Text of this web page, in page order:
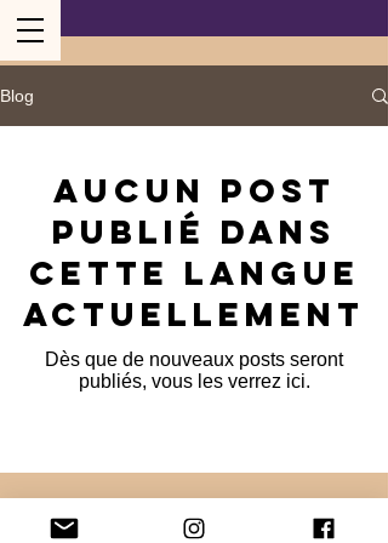
Blog
Aucun post
publié dans
cette langue
actuellement
Dès que de nouveaux posts seront
publiés, vous les verrez ici.